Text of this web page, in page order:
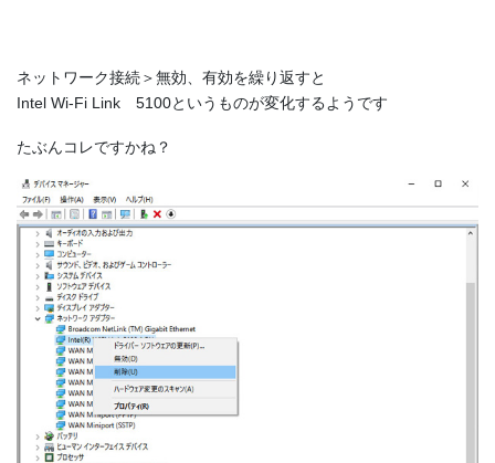
ネットワーク接続＞無効、有効を繰り返すと
Intel Wi-Fi Link 5100というものが変化するようです
たぶんコレですかね？